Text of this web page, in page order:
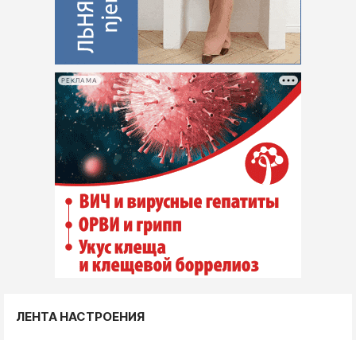
РЕКЛАМА
ЛЕНТА НАСТРОЕНИЯ